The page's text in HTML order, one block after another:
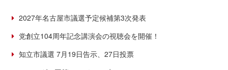
2027年名古屋市議選予定候補第3次発表
党創立104周年記念講演会の視聴会を開催！
知立市議選 7月19日告示、27日投票